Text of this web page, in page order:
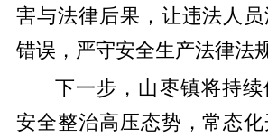
害与法律后果，让违法人
错误，严守安全生产法律法
下一步，山枣镇将持
安全整治高压态势，常态